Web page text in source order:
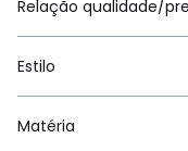
Relação qualidade/
Estilo
Matéria